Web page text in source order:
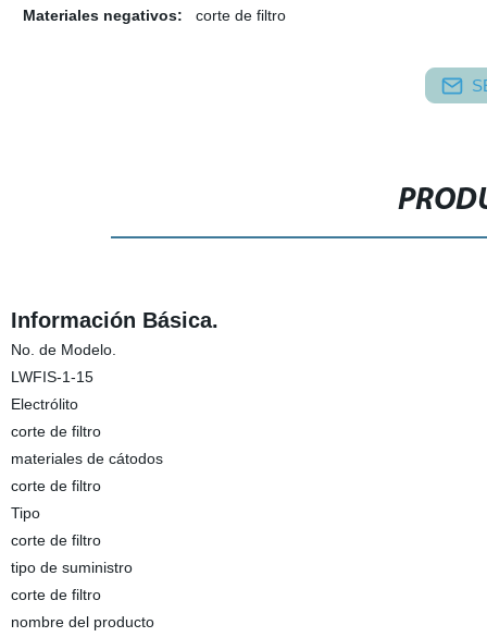
Materiales negativos:
corte de filtro
Información Básica.
No. de Modelo.
LWFIS-1-15
Electrólito
corte de filtro
materiales de cátodos
corte de filtro
Tipo
corte de filtro
tipo de suministro
corte de filtro
nombre del producto